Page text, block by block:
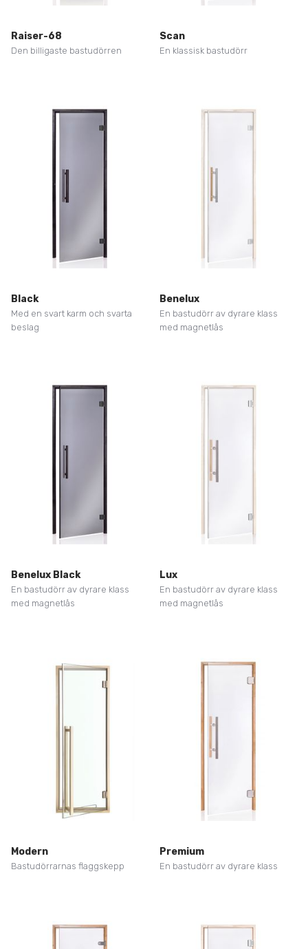
Raiser-68
Den billigaste bastudörren
Scan
En klassisk bastudörr
Black
Med en svart karm och svarta
beslag
Benelux
En bastudörr av dyrare klass
med magnetlås
Benelux Black
En bastudörr av dyrare klass
med magnetlås
Lux
En bastudörr av dyrare klass
med magnetlås
Modern
Bastudörrarnas flaggskepp
Premium
En bastudörr av dyrare klass